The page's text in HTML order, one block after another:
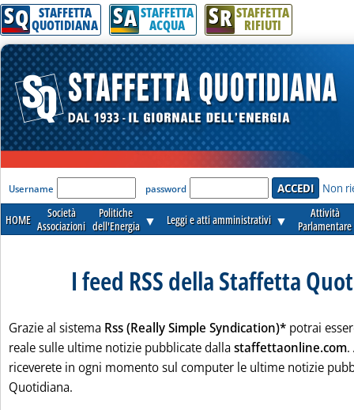
SQ STAFFETTA
QUOTIDIANA SA STAFFETTA
ACQUA SR STAFFETTA
RIFIUTI
'Modulo Login per accedere'
Username password Non
HOME
Società
Associazioni
Politiche
dell'Energia ▼ Leggi e atti amministrativi ▼
Attività
Parlamentare
I feed RSS della Staffetta
Grazie al sistema Rss (Really Simple Syndication)* potrai
reale sulle ultime notizie pubblicate dallastaffettaonline.com.
riceverete in ogni momento sul computer le ultime notizie
Quotidiana.